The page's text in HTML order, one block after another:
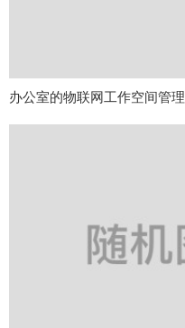
办公室的物联网工作空间管理